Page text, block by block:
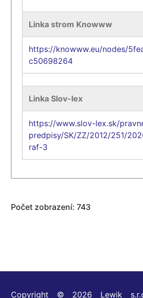
Linka strom Knowww
https://knowww.eu/nodes/
c50698264
Linka Slov-lex
https://www.slov-lex.sk/
predpisy/SK/ZZ/2012/251/
raf-3
Počet zobrazení: 743
Copyright © 2026 Lewik